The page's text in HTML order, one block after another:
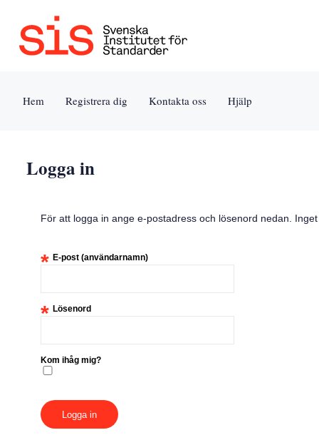
Jump
Hem Registrera dig Kontakta oss Hjälp
Logga in
För att logga in ange e-postadress och lösenord nedan.
* E-post (användarnamn)
* Lösenord
Kom ihåg mig?